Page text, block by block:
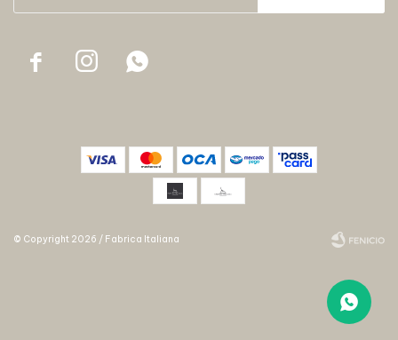
  
© Copyright 2026 / Fabrica Italiana